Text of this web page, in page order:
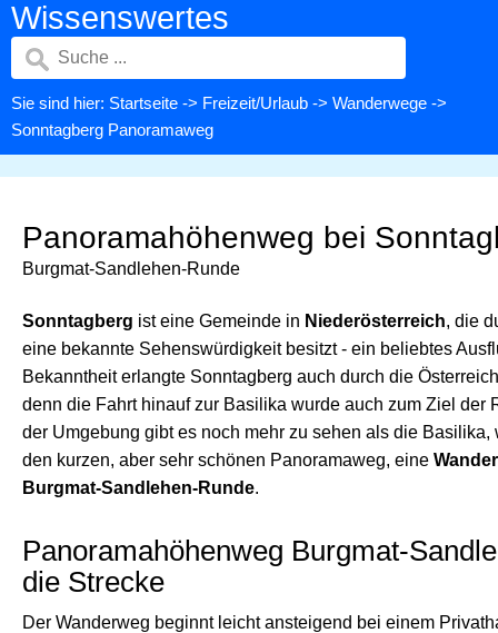
Wissenswertes
Sie sind hier: Startseite -> Freizeit/Urlaub -> Wanderwege ->
Sonntagberg Panoramaweg
Panoramahöhenweg bei
Burgmat-Sandlehen-Runde
Sonntagberg ist eine Gemeinde in Niederösterreich, die
eine bekannte Sehenswürdigkeit besitzt - ein beliebtes
Bekanntheit erlangte Sonntagberg auch durch die
denn die Fahrt hinauf zur Basilika wurde auch zum Ziel der
der Umgebung gibt es noch mehr zu sehen als die Basilika,
den kurzen, aber sehr schönen Panoramaweg, eine
Burgmat-Sandlehen-Runde.
Panoramahöhenweg Burgmat-
die Strecke
Der Wanderweg beginnt leicht ansteigend bei einem